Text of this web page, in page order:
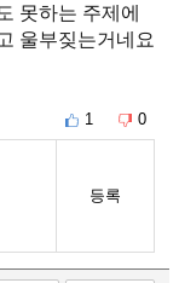
못하는 주제에
울부짖는거네요
1 0
등록